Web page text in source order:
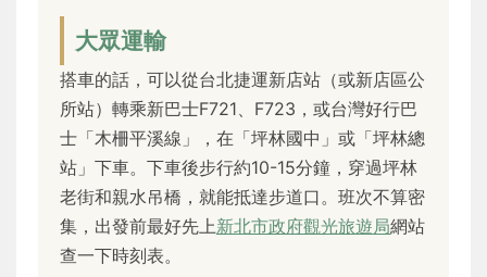
大眾運輸
搭車的話，可以從台北捷運新店站（或新店區公
所站）轉乘新巴士F721、F723，或台灣好行巴
士「木柵平溪線」，在「坪林國中」或「坪林總
站」下車。下車後步行約10-15分鐘，穿過坪林
老街和親水吊橋，就能抵達步道口。班次不算密
集，出發前最好先上新北市政府觀光旅遊局網站
查一下時刻表。